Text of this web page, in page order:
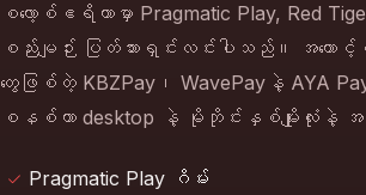
စလော့စ်ဧရိယာမှာ Pragmatic Play, Red
စည်းမျဉ်း ပြတ်သားရှင်းလင်းပါသည်။ အကောင့်
တွေဖြစ်တဲ့ KBZPay၊ WavePayနဲ့ AYA
စနစ်ဟာ desktop နဲ့ မိုဘိုင်းနှစ်မျိုးလုံးနဲ့
Pragmatic Play ဂိမ်း